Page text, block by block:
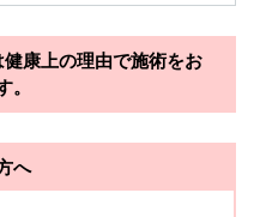
ていいます。
アンス
ンティア
健康上の理由で施術をお
。
へ